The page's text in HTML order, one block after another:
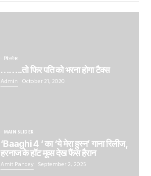
बिज़नेस
……..तो फिर पति को भरना होगा टैक्स
Admin October 21, 2020
MAIN SLIDER
‘Baaghi 4 ‘ का ‘ये मेरा हुस्न’ गाना रिलीज,
हरनाज के हॉट मूव्स देख फैंस हैरान
Amit Pandey September 2, 2025